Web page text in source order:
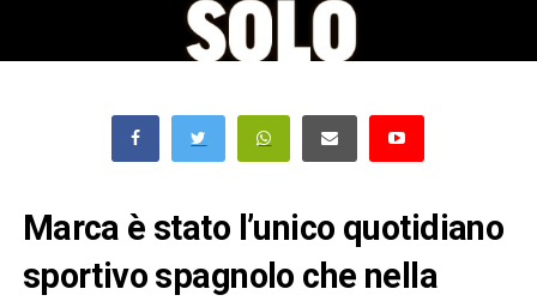
Marca è stato l’unico quotidiano
sportivo spagnolo che nella